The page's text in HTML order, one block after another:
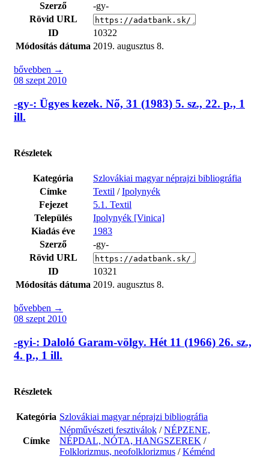
Szerző
-gy-
Rövid URL
ID
10322
Módosítás dátuma 2019. augusztus 8.
bővebben →
08 szept 2010
-gy-: Ügyes kezek. Nő, 31 (1983) 5. sz., 22. p., 1
ill.
Részletek
Kategória
Szlovákiai magyar néprajzi bibliográfia
Címke
Textil /Ipolynyék
Fejezet
5.1. Textil
Település
Ipolynyék [Vinica]
Kiadás éve
1983
Szerző
-gy-
Rövid URL
ID
10321
Módosítás dátuma 2019. augusztus 8.
bővebben →
08 szept 2010
-gyi-: Daloló Garam-völgy. Hét 11 (1966) 26. sz.,
4. p., 1 ill.
Részletek
Kategória Szlovákiai magyar néprajzi bibliográfia
Címke
Népművészeti fesztiválok /NÉPZENE,
NÉPDAL, NÓTA, HANGSZEREK /
Folklorizmus, neofolklorizmus /Kéménd